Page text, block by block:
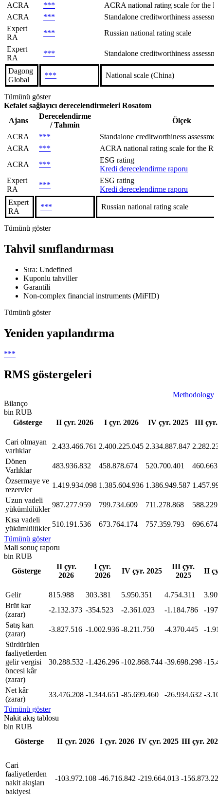
ACRA
***
ACRA national rating scale for the
ACRA
***
Standalone creditworthiness
Expert
RA
***
Russian national rating scale
Expert
RA
*** Standalone creditworthiness
Dagong
Global
*** National scale (China)
Tümünü göster
Kefalet sağlayıcı derecelendirmeleri Rosatom
Ajans
Derecelendirme
/ Tahmin
Ölçek
ACRA
***
Standalone creditworthiness
ACRA
***
ACRA national rating scale for the
ACRA
***
ESG rating
Kredi derecelendirme raporu
Expert
RA
***
ESG rating
Kredi derecelendirme raporu
Expert
RA
*** Russian national rating scale
Tümünü göster
Tahvil sınıflandırması
Sıra: Undefined
Kuponlu tahviller
Garantili
Non-complex financial instruments (MiFID)
Tümünü göster
Yeniden yapılandırma
***
RMS göstergeleri
Methodology
Bilanço
bin RUB
Gösterge
II çyr. 2026 I çyr. 2026 IV çyr. 2025 III çyr.
Сari olmayan
varlıklar
2.433.466.761 2.400.225.045 2.334.887.847
Dönen
Varlıklar
483.936.832 458.878.674 520.700.401
Özsermaye ve
rezervler
1.419.934.098 1.385.604.936 1.386.949.587
Uzun vadeli
yükümlülükler
987.277.959 799.734.609 711.278.868
Kısa vadeli
yükümlülükler
510.191.536 673.764.174 757.359.793
Tümünü göster
Mali sonuç raporu
bin RUB
Gösterge
II çyr.
2026
I çyr.
2026
IV çyr. 2025
III çyr.
2025
II
Gelir 815.988 303.381 5.950.351 4.754.311
Brüt kar
(zarar)
-2.132.373 -354.523 -2.361.023 -1.184.786
-
Satış karı
(zarar)
-3.827.516 -1.002.936 -8.211.750 -4.370.445
-
Sürdürülen
faaliyetlerden
gelir vergisi
öncesi kâr
(zarar)
30.288.532 -1.426.296 -102.868.744 -39.698.298 -
Net kâr
(zarar)
33.476.208 -1.344.651 -85.699.460 -26.934.632 -
Tümünü göster
Nakit akış tablosu
bin RUB
Gösterge
II çyr. 2026 I çyr. 2026 IV çyr. 2025 III çyr.
Cari
faaliyetlerden
nakit akışları
bakiyesi
-103.972.108 -46.716.842 -219.664.013 -